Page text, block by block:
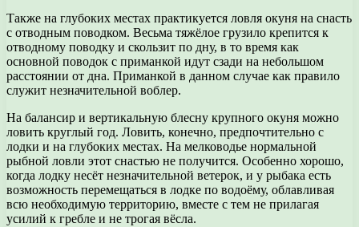
Также на глубоких местах практикуется ловля окуня на снасть
с отводным поводком. Весьма тяжёлое грузило крепится к
отводному поводку и скользит по дну, в то время как
основной поводок с приманкой идут сзади на небольшом
расстоянии от дна. Приманкой в данном случае как правило
служит незначительной воблер.
На балансир и вертикальную блесну крупного окуня можно
ловить круглый год. Ловить, конечно, предпочтительно с
лодки и на глубоких местах. На мелководье нормальной
рыбной ловли этот снастью не получится. Особенно хорошо,
когда лодку несёт незначительной ветерок, и у рыбака есть
возможность перемещаться в лодке по водоёму, облавливая
всю необходимую территорию, вместе с тем не прилагая
усилий к гребле и не трогая вёсла.